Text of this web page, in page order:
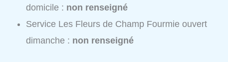
domicile : non renseigné
Service Les Fleurs de Champ Fourmie ouvert
dimanche : non renseigné